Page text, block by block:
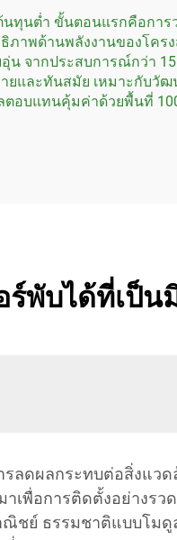
นต่ำ ขั้นตอนแรกคือการ
าพด้านพลังงานของโคร
จากประสบการณ์กว่า
ยและทันสมัย เหมาะกับ
บแทนคุ้มค่าด้วยพื้นที่
พับได้ที่เป็
ลดผลกระทบต่อสิ่งแว
เพื่อการติดตั้งอย่างรว
ณิชย์ ธรรมชาติแบบโม